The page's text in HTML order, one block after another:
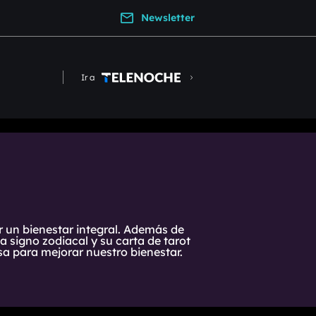
Newsletter
Ir a
bienestar integral. Además de
signo zodiacal y su carta de tarot
para mejorar nuestro bienestar.